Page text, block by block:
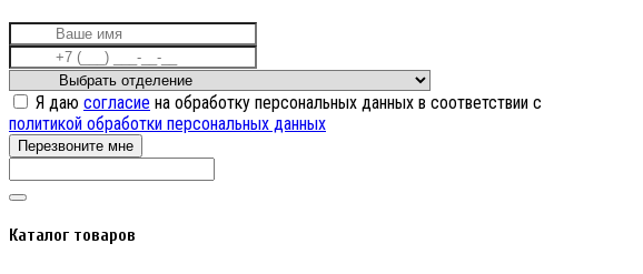
Я даю согласие на обработку персональных данных в соответствии с
политикой обработки персональных данных
Перезвоните мне
Каталог товаров